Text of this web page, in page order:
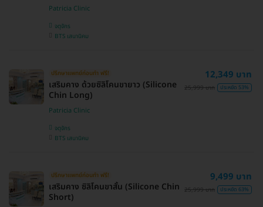
Patricia Clinic
จตุจักร
BTS เสนานิคม
ปรึกษาแพทย์ก่อนทำ ฟรี!
เสริมคาง ด้วยซิลิโคนขายาว (Silicone
Chin Long)
Patricia Clinic
จตุจักร
BTS เสนานิคม
12,349 บาท
25,999 บาท ประหยัด 53%
ปรึกษาแพทย์ก่อนทำ ฟรี!
เสริมคาง ซิลิโคนขาสั้น (Silicone Chin
Short)
9,499 บาท
25,999 บาท ประหยัด 63%